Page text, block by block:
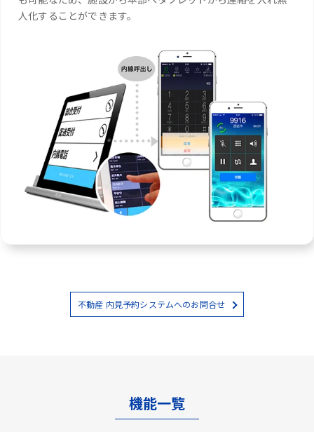
人化することができます。
不動産 内見予約システムへのお問合せ
機能一覧